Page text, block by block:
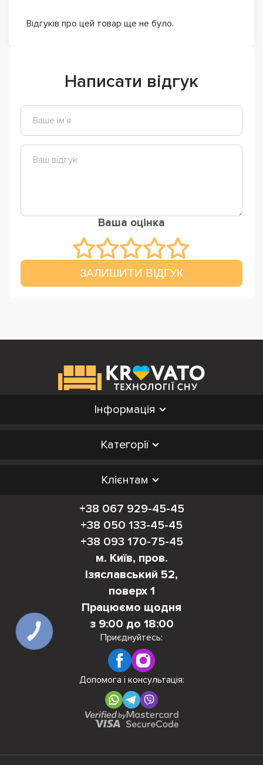
Відгуків про цей товар ще не було.
Написати відгук
Ваша оцінка
ЗАЛИШИТИ ВІДГУК
Інформація
Категорії
Клієнтам
+38 067 929-45-45
+38 050 133-45-45
+38 093 170-75-45
м. Київ, пров.
Ізяславський 52,
поверх 1
Працюємо щодня
з 9:00 до 18:00
Приєднуйтесь:
Допомога і консультація:
КНОПКА
ЗВ'ЯЗКУ